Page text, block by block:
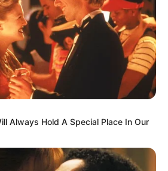
митниць Олена…
Always Hold A Special Place In Our